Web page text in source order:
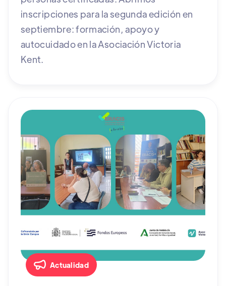
inscripciones para la segunda edición en
septiembre: formación, apoyo y
autocuidado en la Asociación Victoria
Kent.
Actualidad